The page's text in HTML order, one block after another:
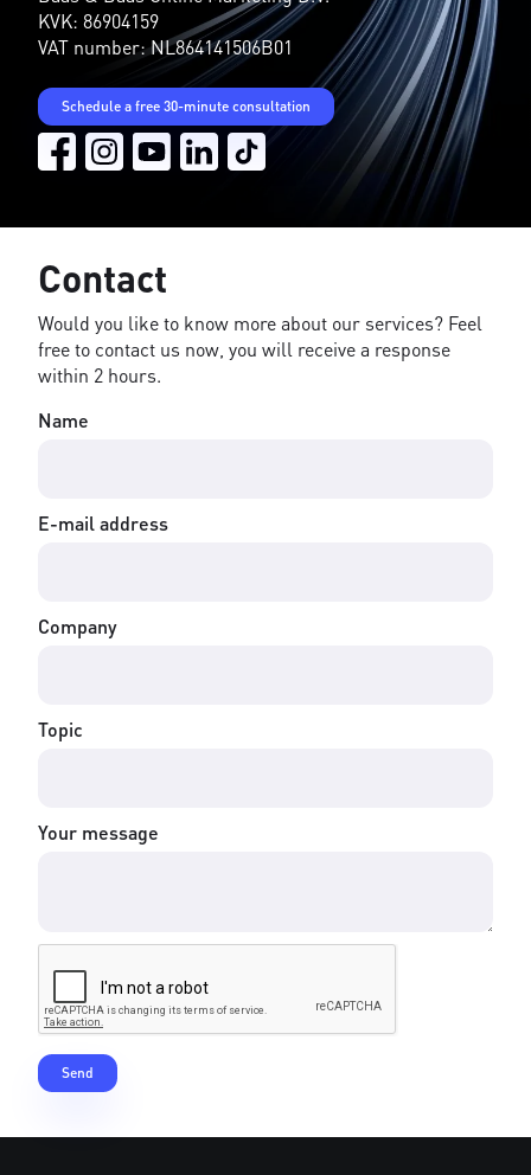
KVK: 86904159
VAT number: NL864141506B01
Schedule a free 30-minute consultation
Contact
Would you like to know more about our services? Feel
free to contact us now, you will receive a response
within 2 hours.
Name
E-mail address
Company
Topic
Your message